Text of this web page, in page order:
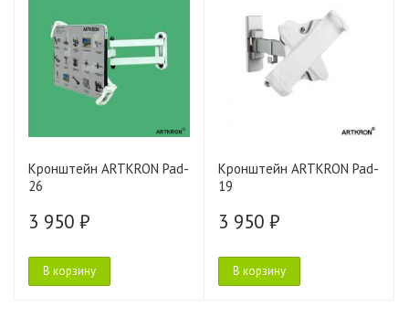
Кронштейн ARTKRON Pad-
26
3 950 ₽
В корзину
Кронштейн ARTKRON Pad-
19
3 950 ₽
В корзину